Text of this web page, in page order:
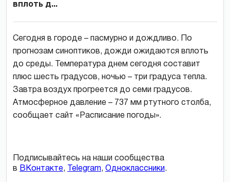
вплоть д...
Сегодня в городе – пасмурно и дождливо. По
прогнозам синоптиков, дожди ожидаются вплоть
до среды. Температура днем сегодня составит
плюс шесть градусов, ночью – три градуса тепла.
Завтра воздух прогреется до семи градусов.
Атмосферное давление – 737 мм ртутного столба,
сообщает сайт «Расписание погоды».
Подписывайтесь на наши сообщества
в ВКонтакте, Telegram, Одноклассники.